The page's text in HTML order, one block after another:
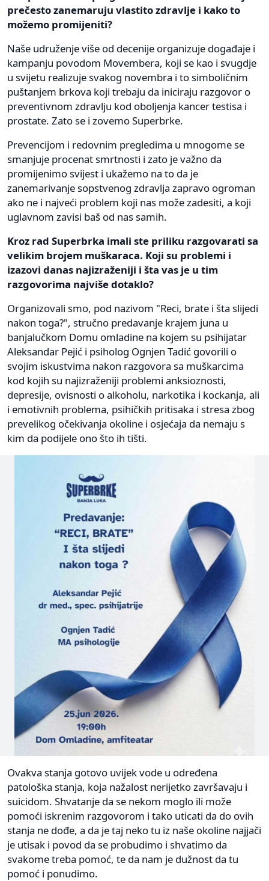
prečesto zanemaruju vlastito zdravlje i kako to
možemo promijeniti?
Naše udruženje više od decenije organizuje događaje i
kampanju povodom Movembera, koji se kao i svugdje
u svijetu realizuje svakog novembra i to simboličnim
puštanjem brkova koji trebaju da iniciraju razgovor o
preventivnom zdravlju kod oboljenja kancer testisa i
prostate. Zato se i zovemo Superbrke.
Prevencijom i redovnim pregledima u mnogome se
smanjuje procenat smrtnosti i zato je važno da
promijenimo svijest i ukažemo na to da je
zanemarivanje sopstvenog zdravlja zapravo ogroman
ako ne i najveći problem koji nas može zadesiti, a koji
uglavnom zavisi baš od nas samih.
Kroz rad Superbrka imali ste priliku razgovarati sa
velikim brojem muškaraca. Koji su problemi i
izazovi danas najizraženiji i šta vas je u tim
razgovorima najviše dotaklo?
Organizovali smo, pod nazivom "Reci, brate i šta slijedi
nakon toga?", stručno predavanje krajem juna u
banjalučkom Domu omladine na kojem su psihijatar
Aleksandar Pejić i psiholog Ognjen Tadić govorili o
svojim iskustvima nakon razgovora sa muškarcima
kod kojih su najizraženiji problemi anksioznosti,
depresije, ovisnosti o alkoholu, narkotika i kockanja, ali
i emotivnih problema, psihičkih pritisaka i stresa zbog
prevelikog očekivanja okoline i osjećaja da nemaju s
kim da podijele ono što ih tišti.
Ovakva stanja gotovo uvijek vode u određena
patološka stanja, koja nažalost nerijetko završavaju i
suicidom. Shvatanje da se nekom moglo ili može
pomoći iskrenim razgovorom i tako uticati da do ovih
stanja ne dođe, a da je taj neko tu iz naše okoline najjači
je utisak i povod da se probudimo i shvatimo da
svakome treba pomoć, te da nam je dužnost da tu
pomoć i ponudimo.